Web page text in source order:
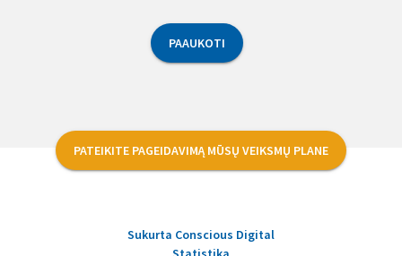
PAAUKOTI
PATEIKITE PAGEIDAVIMĄ MŪSŲ VEIKSMŲ PLANE
Sukurta Conscious Digital